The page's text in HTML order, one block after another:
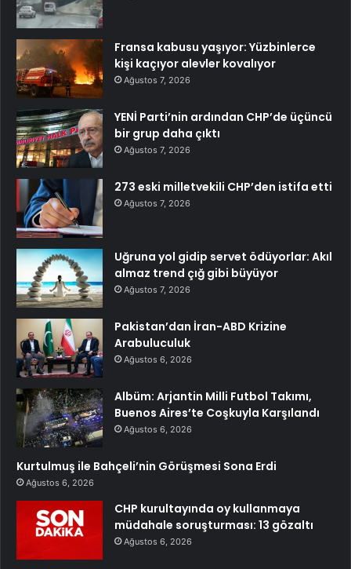
Fransa kabusu yaşıyor: Yüzbinlerce
kişi kaçıyor alevler kovalıyor
Ağustos 7, 2026
YENİ Parti’nin ardından CHP’de üçüncü
bir grup daha çıktı
Ağustos 7, 2026
273 eski milletvekili CHP’den istifa etti
Ağustos 7, 2026
Uğruna yol gidip servet ödüyorlar: Akıl
almaz trend çığ gibi büyüyor
Ağustos 7, 2026
Pakistan’dan İran-ABD Krizine
Arabuluculuk
Ağustos 6, 2026
Albüm: Arjantin Milli Futbol Takımı,
Buenos Aires’te Coşkuyla Karşılandı
Ağustos 6, 2026
Kurtulmuş ile Bahçeli’nin Görüşmesi Sona Erdi
Ağustos 6, 2026
CHP kurultayında oy kullanmaya
müdahale soruşturması: 13 gözaltı
Ağustos 6, 2026